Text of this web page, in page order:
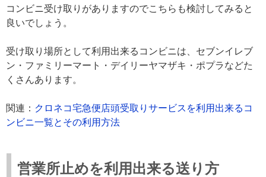
コンビニ受け取りがありますのでこちらも検討してみると
良いでしょう。
受け取り場所として利用出来るコンビニは、セブンイレブ
ン・ファミリーマート・デイリーヤマザキ・ポプラなどた
くさんあります。
関連： クロネコ宅急便店頭受取りサービスを利用出来るコ
ンビニ一覧とその利用方法
営業所止めを利用出来る送り方